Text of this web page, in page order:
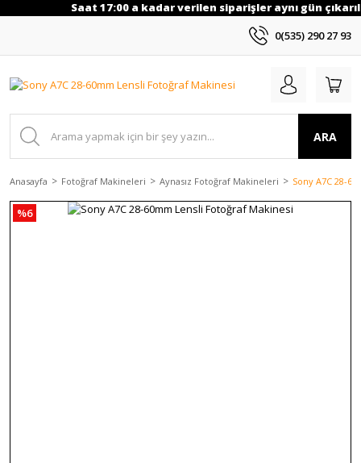
Saat 17:00 a kadar verilen siparişler aynı gün
0(535) 290 27 93
ARA
Anasayfa Fotoğraf Makineleri Aynasız Fotoğraf Makineleri Sony A7C 28-
%6